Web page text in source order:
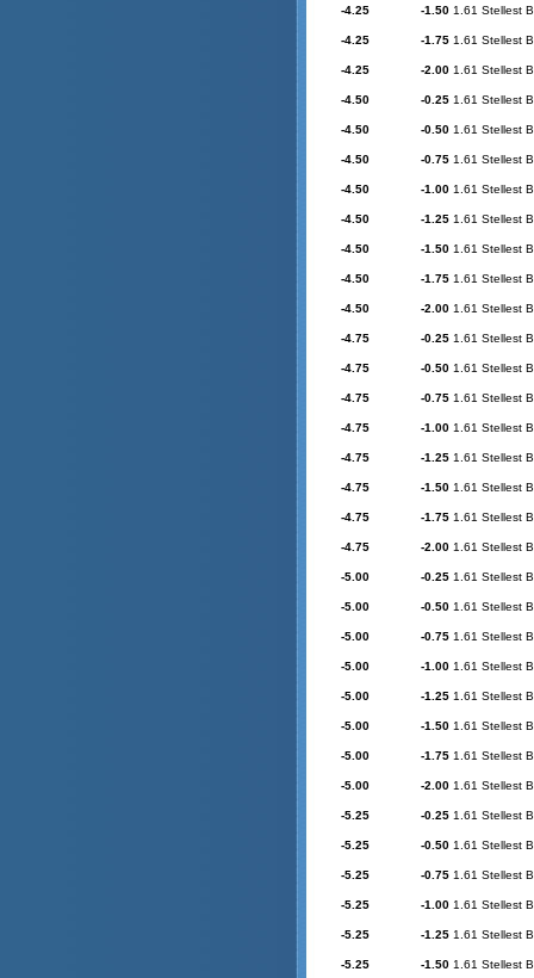
-4.25 -1.50 1.61 Stellest
-4.25 -1.75 1.61 Stellest
-4.25 -2.00 1.61 Stellest
-4.50 -0.25 1.61 Stellest
-4.50 -0.50 1.61 Stellest
-4.50 -0.75 1.61 Stellest
-4.50 -1.00 1.61 Stellest
-4.50 -1.25 1.61 Stellest
-4.50 -1.50 1.61 Stellest
-4.50 -1.75 1.61 Stellest
-4.50 -2.00 1.61 Stellest
-4.75 -0.25 1.61 Stellest
-4.75 -0.50 1.61 Stellest
-4.75 -0.75 1.61 Stellest
-4.75 -1.00 1.61 Stellest
-4.75 -1.25 1.61 Stellest
-4.75 -1.50 1.61 Stellest
-4.75 -1.75 1.61 Stellest
-4.75 -2.00 1.61 Stellest
-5.00 -0.25 1.61 Stellest
-5.00 -0.50 1.61 Stellest
-5.00 -0.75 1.61 Stellest
-5.00 -1.00 1.61 Stellest
-5.00 -1.25 1.61 Stellest
-5.00 -1.50 1.61 Stellest
-5.00 -1.75 1.61 Stellest
-5.00 -2.00 1.61 Stellest
-5.25 -0.25 1.61 Stellest
-5.25 -0.50 1.61 Stellest
-5.25 -0.75 1.61 Stellest
-5.25 -1.00 1.61 Stellest
-5.25 -1.25 1.61 Stellest
-5.25 -1.50 1.61 Stellest